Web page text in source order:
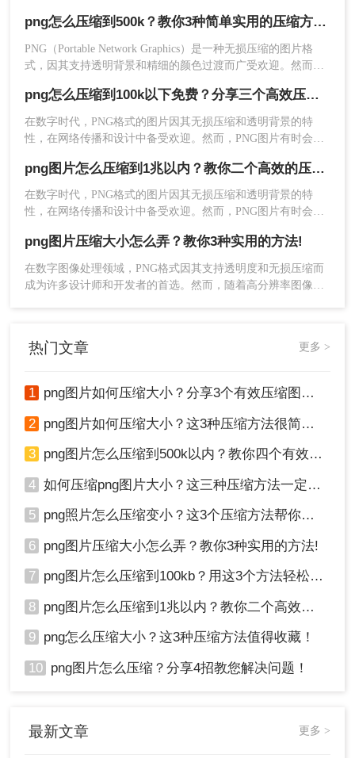
4、图片上传后点击开始转换。
5、压缩完成点击下载即可。
注意：如果需要处理大量图片，建议分批上传或使
方法三：使用专业图像编辑软件
用如Adobe Photoshop、GIMP等图像编辑软件的高
优点： 可以更精确地控制压缩过程，包括调整
分辨率、颜色模式等。
缺点 ：学习曲线相对陡峭，初学者可能需要时
系统资源。
操作步骤：
1、PS打开我们所要压缩的图片，直接点击
【文件】-保存为【WEB格式文件】。
了挑战。那么png怎么压缩呢？本文将介绍三种压缩PNG图片的
png怎么压缩到500k？教你3种简单实用的压缩方法！
PNG（Portable Network Graphics）是一种无损压缩的图片格
式，因其支持透明背景和精细的颜色过渡而广受欢迎。然而，
定的存储或传输需求。那么png怎么压缩到500k呢？本文将介绍
三种将PNG图片压缩到500KB以内的实用方法。
png怎么压缩到100k以下免费？分享三个高效压缩方法！
在数字时代，PNG格式的图片因其无损压缩和透明背景的特
性，在网络传播和设计中备受欢迎。然而，PNG图片有时会因
某些网站或系统时，文件大小常常受到限制，例如100KB。那
么png怎么压缩到100k以下免费呢？为了帮助您解决这个问题，
本文将介绍三种免费且高效的PNG图片压缩方法，确保在不影
png图片怎么压缩到1兆以内？教你二个高效的压缩方法！
在数字时代，PNG格式的图片因其无损压缩和透明背景的特
性，在网络传播和设计中备受欢迎。然而，PNG图片有时会因
某些网站或系统时，文件大小常常受到限制，例如1MB。那么
png图片怎么压缩到1兆以内呢？为了帮助您解决这个问题，本
文将介绍两种免费且高效的PNG图片压缩方法，确保在不影响
图片质量的前提下，有效减小文件大小。
png图片压缩大小怎么弄？教你3种实用的方法!
在数字图像处理领域，PNG格式因其支持透明度和无损压缩而
成为许多设计师和开发者的首选。然而，随着高分辨率图像和
高工作效率。
热门文章 更多 >
1 png图片如何压缩大小？分享3个有效压缩图片的方法，操作简单无门槛
2 png图片如何压缩大小？这3种压缩方法很简单！
3 png图片怎么压缩到500k以内？教你四个有效压缩方法！
4 如何压缩png图片大小？这三种压缩方法一定要学会!！
5 png照片怎么压缩变小？这3个压缩方法帮你轻松解决！
6 png图片压缩大小怎么弄？教你3种实用的方法!
7 png图片怎么压缩到100kb？用这3个方法轻松搞定 ！
8 png图片怎么压缩到1兆以内？教你二个高效的压缩方法！
9 png怎么压缩大小？这3种压缩方法值得收藏！
10 png图片怎么压缩？分享4招教您解决问题！
最新文章 更多 >